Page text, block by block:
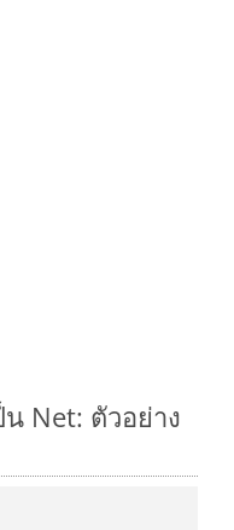
น Net: ตัวอย่าง